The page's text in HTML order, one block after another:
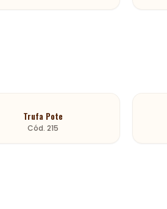
Trufa Pote
Cód. 215